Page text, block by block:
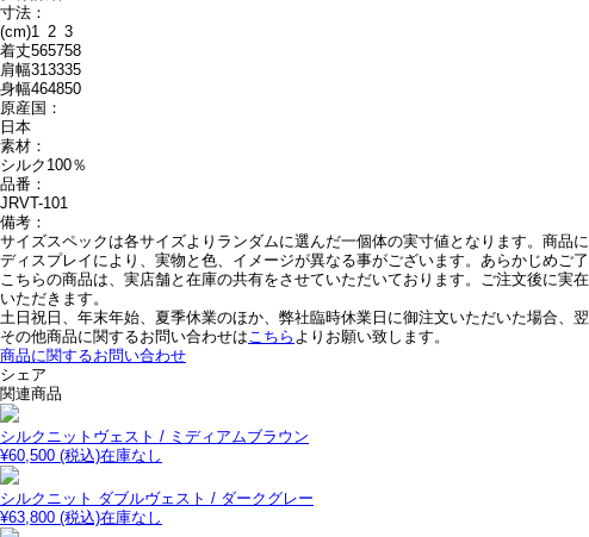
寸法：
(cm)1 2 3
着丈565758
肩幅313335
身幅464850
原産国：
日本
素材：
シルク100％
品番：
JRVT-101
備考：
サイズスペックは各サイズよりランダムに選んだ一個体の実寸値となります。商品
ディスプレイにより、実物と色、イメージが異なる事がございます。あらかじめご了
こちらの商品は、実店舗と在庫の共有をさせていただいております。ご注文後に
いただきます。
土日祝日、年末年始、夏季休業のほか、弊社臨時休業日に御注文いただいた場合、
その他商品に関するお問い合わせはこちら よりお願い致します。
商品に関するお問い合わせ
シェア
関連商品
シルクニットヴェスト / ミディアムブラウン
¥60,500 (税込)在庫なし
シルクニット ダブルヴェスト / ダークグレー
¥63,800 (税込)在庫なし